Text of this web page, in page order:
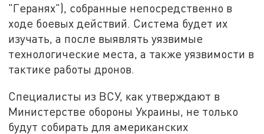
"Геранях"), собранные непосредственно в
ходе боевых действий. Система будет их
изучать, а после выявлять уязвимые
технологические места, а также уязвимости в
тактике работы дронов.
Специалисты из ВСУ, как утверждают в
Министерстве обороны Украины, не только
будут собирать для американских